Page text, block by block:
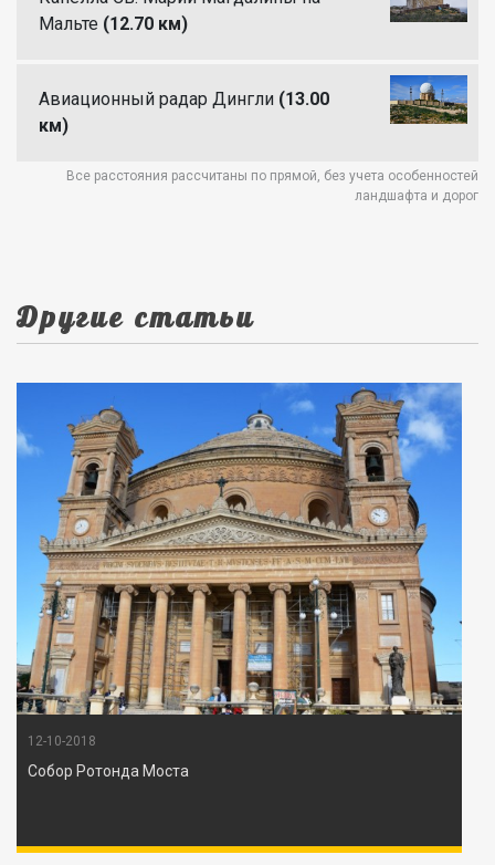
Мальте (12.70 км)
Авиационный радар Дингли (13.00
км)
Все расстояния рассчитаны по прямой, без учета особенностей
ландшафта и дорог
Другие статьи
12-10-2018
Собор Ротонда Моста